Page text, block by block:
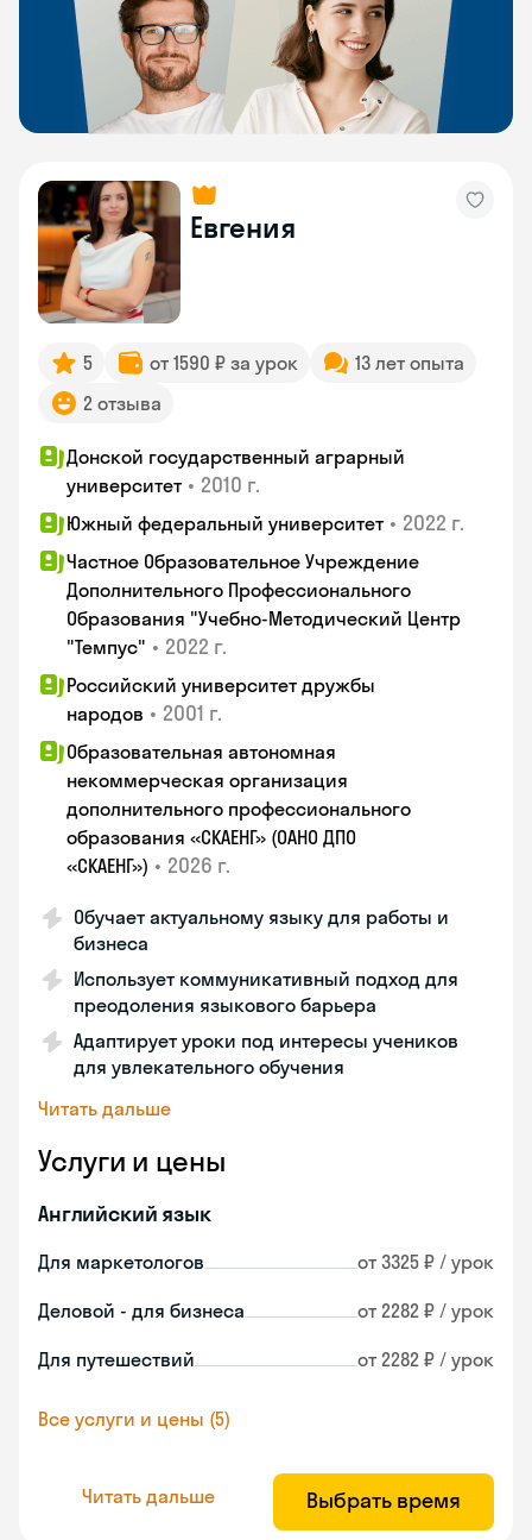
Евгения
5 от 1590 ₽ за урок
13 лет опыта
2 отзыва
Донской государственный аграрный
университет • 2010 г.
Южный федеральный университет • 2022 г.
Частное Образовательное Учреждение
Дополнительного Профессионального
Образования "Учебно-Методический Центр
"Темпус" • 2022 г.
Российский университет дружбы
народов • 2001 г.
Образовательная автономная
некоммерческая организация
дополнительного профессионального
образования «СКАЕНГ» (ОАНО ДПО
«СКАЕНГ») • 2026 г.
Обучает актуальному языку для работы и
бизнеса
Использует коммуникативный подход для
преодоления языкового барьера
Адаптирует уроки под интересы учеников
для увлекательного обучения
Читать дальше
Услуги и цены
Английский язык
Для маркетологов от 3325 ₽ / урок
Деловой - для бизнеса от 2282 ₽ / урок
Для путешествий от 2282 ₽ / урок
Все услуги и цены (5)
Читать дальше Выбрать время